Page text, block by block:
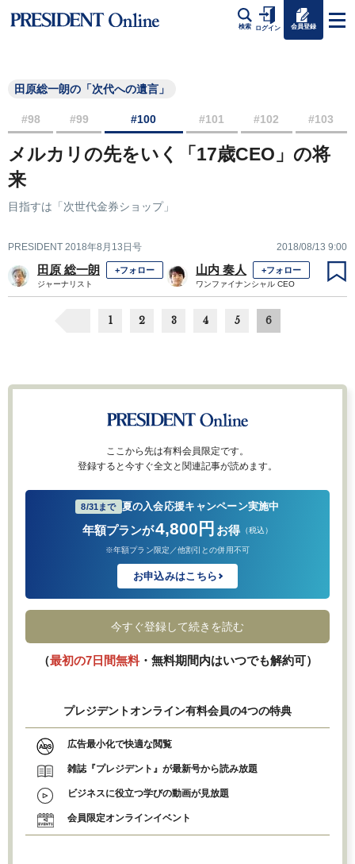
検索 ログイン 会員登録
田原総一朗の「次代への遺言」
#98 #99 #100 #101 #102 #103
メルカリの先をいく「17歳CEO」の将
来
目指すは「次世代金券ショップ」
PRESIDENT 2018年8月13日号 2018/08/13 9:00
田原 総一朗 +フォロー
ジャーナリスト
山内 奏人 +フォロー
ワンファイナンシャル CEO
1 2 3 4 5 6
ここから先は有料会員限定です。
登録すると今すぐ全文と関連記事が読めます。
8/31まで 夏の入会応援キャンペーン実施中
年額プランが4,800円 お得 （税込）
※年額プラン限定／他割引との併用不可
お申込みはこちら
今すぐ登録して続きを読む
（最初の7日間無料・無料期間内はいつでも解約可）
プレジデントオンライン有料会員の4つの特典
広告最小化で快適な閲覧
雑誌『プレジデント』が最新号から読み放題
ビジネスに役立つ学びの動画が見放題
会員限定オンラインイベント